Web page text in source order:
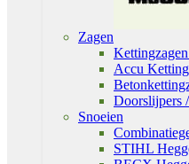
Zagen
Accu
Doorslijpers
Snoeien
STIHL